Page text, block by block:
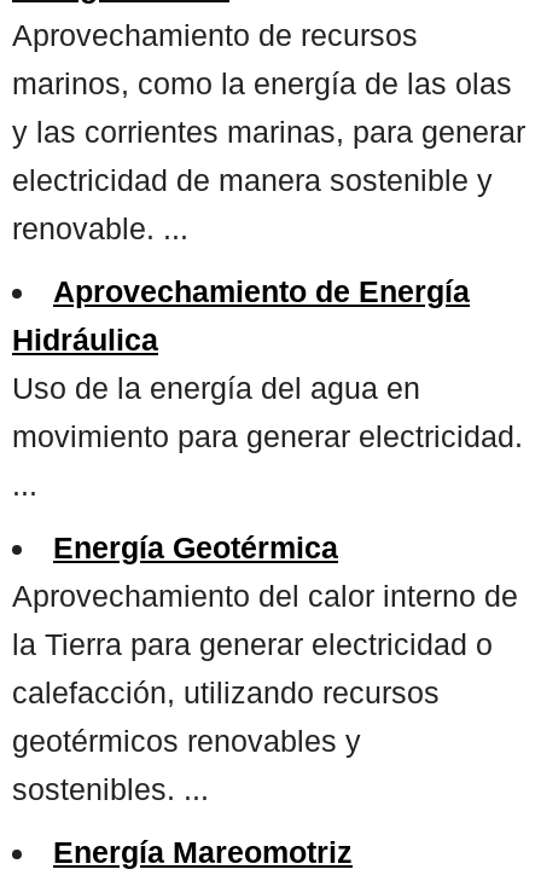
Aprovechamiento de recursos
marinos, como la energía de las olas
y las corrientes marinas, para generar
electricidad de manera sostenible y
renovable. ...
Aprovechamiento de Energía
Hidráulica
Uso de la energía del agua en
movimiento para generar electricidad.
...
Energía Geotérmica
Aprovechamiento del calor interno de
la Tierra para generar electricidad o
calefacción, utilizando recursos
geotérmicos renovables y
sostenibles. ...
Energía Mareomotriz